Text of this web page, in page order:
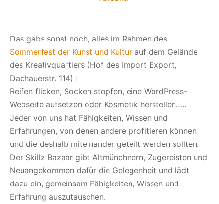
Das gabs sonst noch, alles im Rahmen des
Sommerfest der Kunst und Kultur auf dem Gelände
des Kreativquartiers (Hof des Import Export,
Dachauerstr. 114) :
Reifen flicken, Socken stopfen, eine WordPress-
Webseite aufsetzen oder Kosmetik herstellen…..
Jeder von uns hat Fähigkeiten, Wissen und
Erfahrungen, von denen andere profitieren können
und die deshalb miteinander geteilt werden sollten.
Der Skillz Bazaar gibt Altmünchnern, Zugereisten und
Neuangekommen dafür die Gelegenheit und lädt
dazu ein, gemeinsam Fähigkeiten, Wissen und
Erfahrung auszutauschen.